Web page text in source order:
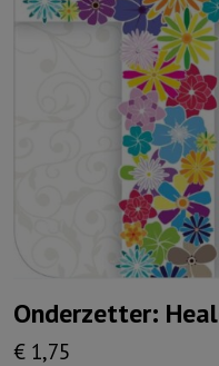
Onderzetter:
€ 1,75